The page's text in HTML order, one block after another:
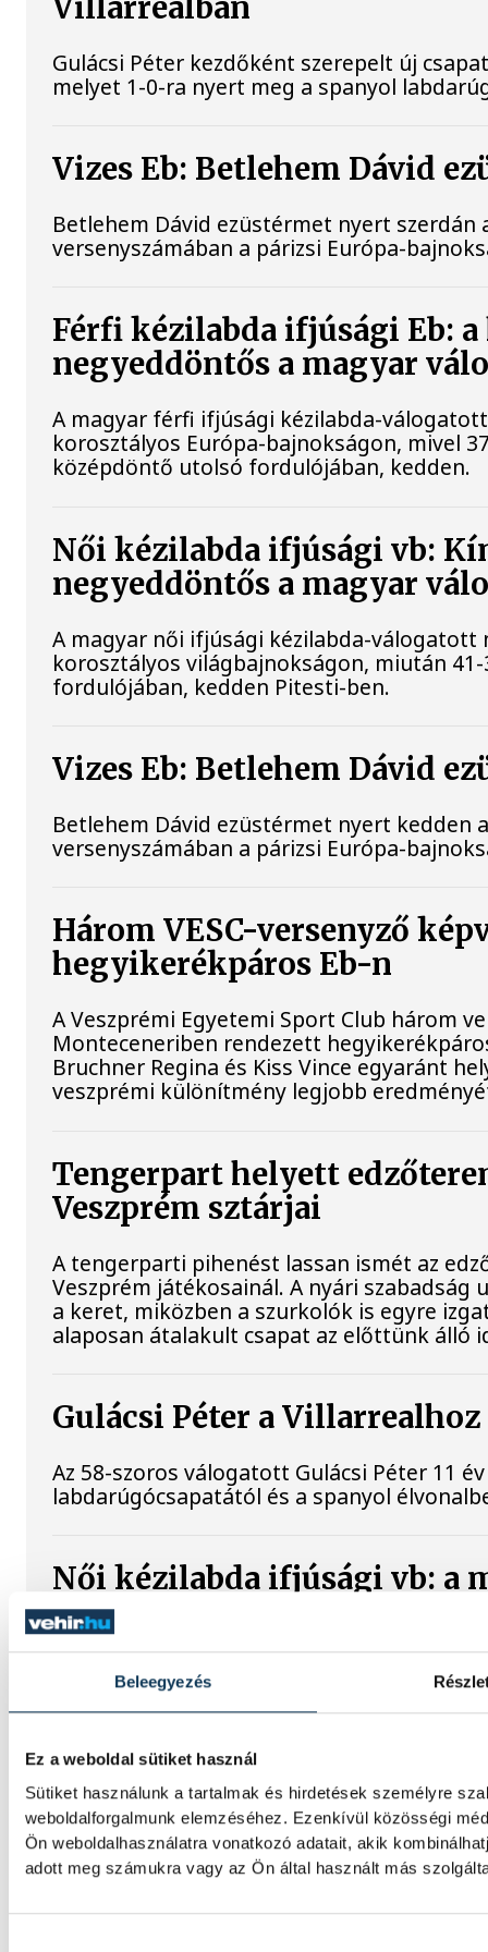
Beleegyezés
Ez a weboldal sütiket használ
Sütiket használunk a tartalmak és hirdetések személyre
weboldalforgalmunk elemzéséhez. Ezenkívül közösségi
Ön weboldalhasználatra vonatkozó adatait, akik
adott meg számukra vagy az Ön által használt más
Villarrealban
Gulácsi Péter kezdőként szerepelt új
melyet 1-0-ra nyert meg a spanyol
Vizes Eb: Betlehem Dávid
Betlehem Dávid ezüstérmet nyert
versenyszámában a párizsi Európa-
Férfi kézilabda ifjúsági Eb:
negyeddöntős a magyar
A magyar férfi ifjúsági kézilabda-
korosztályos Európa-bajnokságon, mivel
középdöntő utolsó fordulójában, kedden.
Női kézilabda ifjúsági vb:
negyeddöntős a magyar
A magyar női ifjúsági kézilabda-
korosztályos világbajnokságon, miután
fordulójában, kedden Pitesti-ben.
Vizes Eb: Betlehem Dávid
Betlehem Dávid ezüstérmet nyert kedden
versenyszámában a párizsi Európa-
Három VESC-versenyző
hegyikerékpáros Eb-n
A Veszprémi Egyetemi Sport Club három
Monteceneriben rendezett
Bruchner Regina és Kiss Vince egyaránt
veszprémi különítmény legjobb
Tengerpart helyett
Veszprém sztárjai
A tengerparti pihenést lassan ismét az
Veszprém játékosainál. A nyári
a keret, miközben a szurkolók is egyre
alaposan átalakult csapat az előttünk álló
Gulácsi Péter a
Az 58-szoros válogatott Gulácsi Péter 11
labdarúgócsapatától és a spanyol
Női kézilabda ifjúsági vb: a
döntetlent játszott a
A magyar női ifjúsági kézilabda-
Romániával a korosztályos
hétfőn Pitesti-ben.
IMPRESSZUM